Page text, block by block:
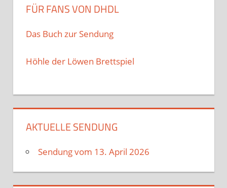
FÜR FANS VON DHDL
Das Buch zur Sendung
Höhle der Löwen Brettspiel
AKTUELLE SENDUNG
Sendung vom 13. April 2026